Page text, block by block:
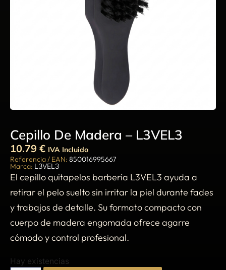
Cepillo De Madera – L3VEL3
10.79 € IVA Incluido
Referencia / EAN: 850016995667
Marca: L3VEL3
El cepillo quitapelos barbería L3VEL3 ayuda a
retirar el pelo suelto sin irritar la piel durante fades
y trabajos de detalle. Su formato compacto con
cuerpo de madera engomada ofrece agarre
cómodo y control profesional.
Hay existencias